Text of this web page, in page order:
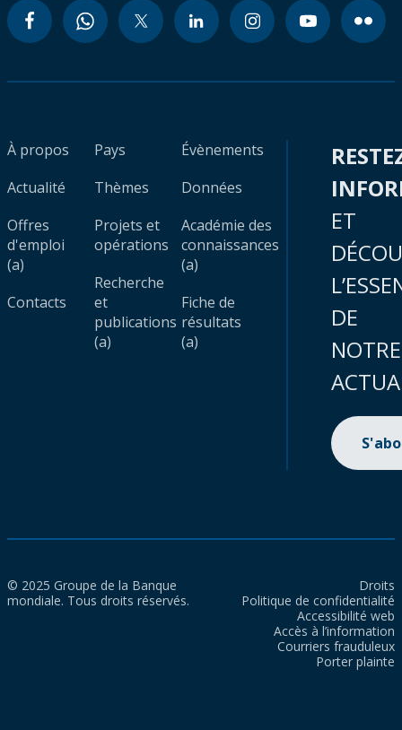
À propos
Actualité
Offres
d'emploi
(a)
Contacts
Pays
Thèmes
Projets et
opérations
Recherche
et
publications
(a)
Évènements
Données
Académie des
connaissances
(a)
Fiche de
résultats
(a)
ET
DE
NOTRE
© 2025 Groupe de la Banque
mondiale. Tous droits réservés.
Droits
Politique de confidentialité
Accessibilité web
Accès à l’information
Courriers frauduleux
Porter plainte